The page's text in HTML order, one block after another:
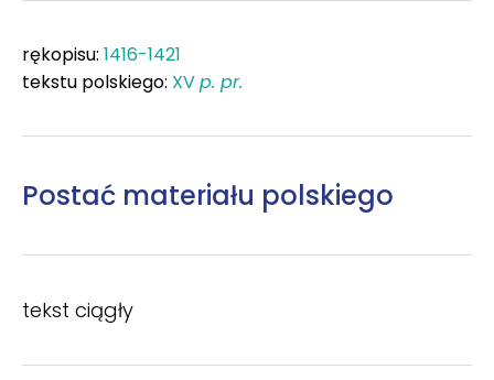
rękopisu: 1416-1421
tekstu polskiego: XVp. pr.
Postać materiału polskiego
tekst ciągły